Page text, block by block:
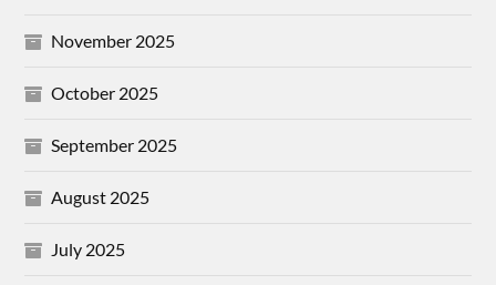
November 2025
October 2025
September 2025
August 2025
July 2025